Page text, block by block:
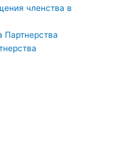
членства в
Партнерства